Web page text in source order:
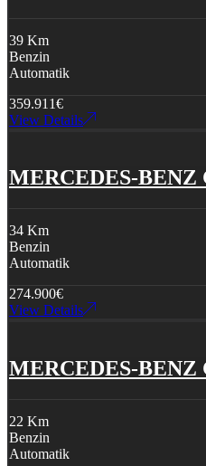
39 Km
Benzin
Automatik
359.911€
View Details
MERCEDES-BENZ
34 Km
Benzin
Automatik
274.900€
View Details
MERCEDES-BENZ
22 Km
Benzin
Automatik